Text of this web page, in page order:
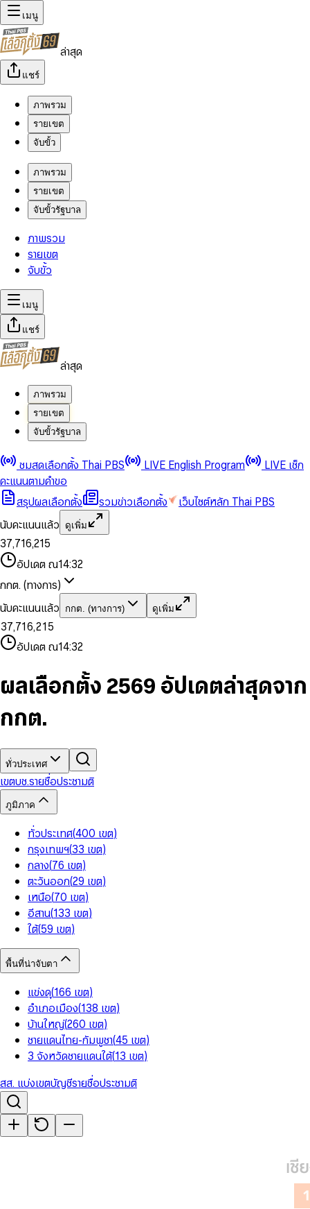
เมนู
ล่าสุด
แชร์
ภาพรวม
รายเขต
จับขั้ว
ภาพรวม
รายเขต
จับขั้วรัฐบาล
ภาพรวม
รายเขต
จับขั้ว
เมนู
แชร์
ล่าสุด
ภาพรวม
รายเขต
จับขั้วรัฐบาล
ชมสดเลือกตั้ง Thai PBS LIVE English Program
LIVE เช็ก
คะแนนตามคำขอ
สรุปผลเลือกตั้ง
รวมข่าวเลือกตั้ง
เว็บไซต์หลัก Thai PBS
นับคะแนนแล้ว
ดูเพิ่ม
0
1
2
3
4
5
6
8
9
0
1
2
3
4
5
6
7
8
9
,
0
1
2
4
6
7
8
9
0
1
2
3
4
5
6
7
8
9
0
1
3
5
6
7
8
9
,
1
2
4
5
7
8
9
0
1
3
4
6
7
8
9
0
2
3
4
5
7
8
อัปเดต ณ14:32
กกต. (ทางการ)
นับคะแนนแล้ว
กกต. (ทางการ) ดูเพิ่ม
0
1
2
3
4
5
7
8
0
1
2
4
5
6
7
8
9
,
0
1
2
4
6
7
8
9
0
1
2
3
5
6
8
9
0
1
3
5
6
7
8
,
1
2
4
6
7
9
0
1
3
5
6
9
0
2
3
4
5
7
9
อัปเดต ณ14:32
ผลเลือกตั้ง 2569 อัปเดตล่าสุดจาก
กกต.
ทั่วประเทศ
เขตบช.รายชื่อประชามติ
ภูมิภาค
ทั่วประเทศ(400 เขต)
กรุงเทพฯ(33 เขต)
กลาง(76 เขต)
ตะวันออก(29 เขต)
เหนือ(70 เขต)
อีสาน(133 เขต)
ใต้(59 เขต)
พื้นที่น่าจับตา
แข่งดุ(166 เขต)
อำเภอเมือง(138 เขต)
บ้านใหญ่(260 เขต)
ชายแดนไทย-กัมพูชา(45 เขต)
3 จังหวัดชายแดนใต้(13 เขต)
สส. แบ่งเขตบัญชีรายชื่อประชามติ